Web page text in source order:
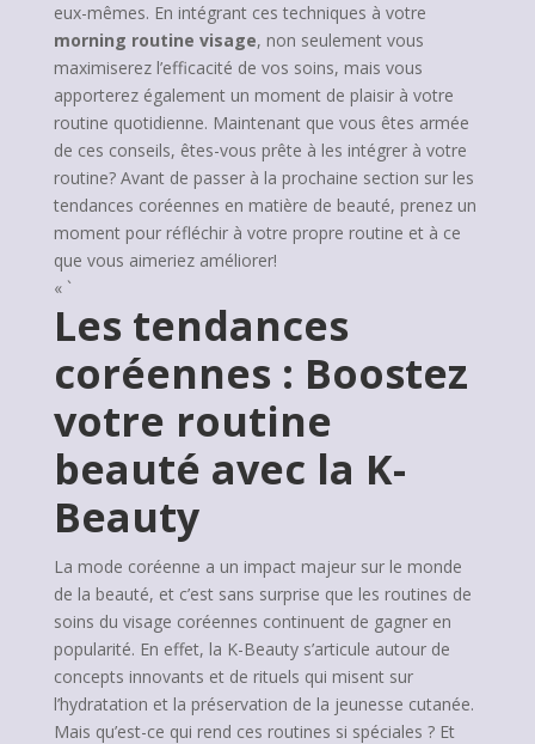
eux-mêmes. En intégrant ces techniques à votre
morning routine visage, non seulement vous
maximiserez l’efficacité de vos soins, mais vous
apporterez également un moment de plaisir à votre
routine quotidienne. Maintenant que vous êtes armée
de ces conseils, êtes-vous prête à les intégrer à votre
routine? Avant de passer à la prochaine section sur les
tendances coréennes en matière de beauté, prenez un
moment pour réfléchir à votre propre routine et à ce
que vous aimeriez améliorer!
« `
Les tendances
coréennes : Boostez
votre routine
beauté avec la K-
Beauty
La mode coréenne a un impact majeur sur le monde
de la beauté, et c’est sans surprise que les routines de
soins du visage coréennes continuent de gagner en
popularité. En effet, la K-Beauty s’articule autour de
concepts innovants et de rituels qui misent sur
l’hydratation et la préservation de la jeunesse cutanée.
Mais qu’est-ce qui rend ces routines si spéciales ? Et